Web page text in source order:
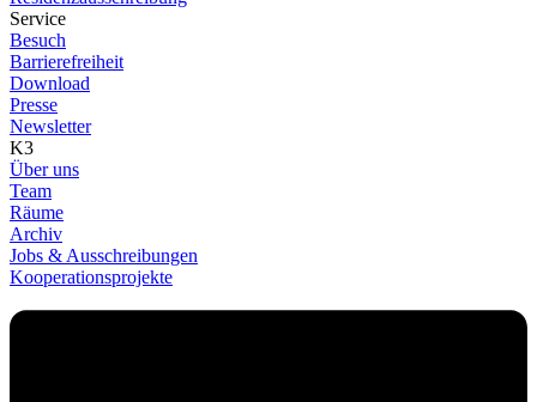
Service
Besuch
Barrierefreiheit
Download
Presse
Newsletter
K3
Über uns
Team
Räume
Archiv
Jobs & Ausschreibungen
Kooperationsprojekte